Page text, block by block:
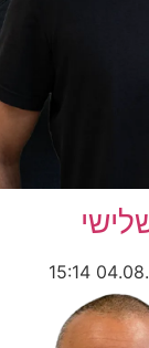
15:14